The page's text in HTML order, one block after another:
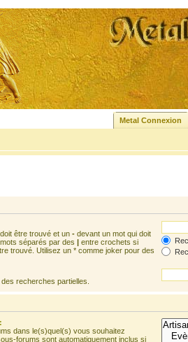
Metal Connexion
être trouvé et un - devant un mot qui doit
séparés par des | entre crochets si
trouvé. Utilisez un * comme joker pour des
recherches partielles.
dans le(s)quel(s) vous souhaitez
forums sont automatiquement inclus si